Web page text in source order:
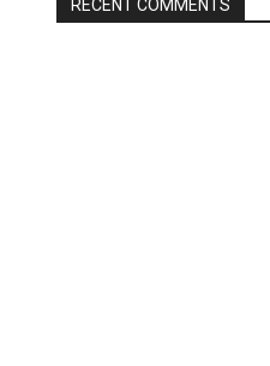
RECENT COMMENTS